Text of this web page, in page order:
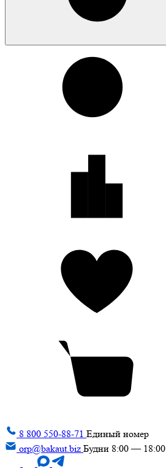
8 800 550-88-71 Единый номер
orp@bakaut.biz Будни 8:00 — 18:00